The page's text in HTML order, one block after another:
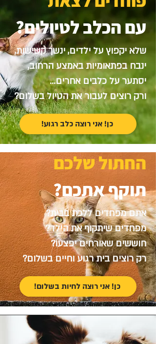
עם הכלב לטיולים?
שלא יקפוץ על ילדים, ינשך קשישות,
ינבח בפתאומיות באמצע הרחוב,
יסתער על כלבים אחרים…
ורק רוצים לעבור את הטיול בשלום?
כן! אני רוצה כלב רגוע!
החתול שלכם
תוקף אתכם?
אתם מפחדים ללכת בבית?
מפחדים שיתקוף את הילד?
חוששים שאורחים יפצעו?
רק רוצים בית רגוע וחיים בשלום?
כן! אני רוצה לחיות בשלום!